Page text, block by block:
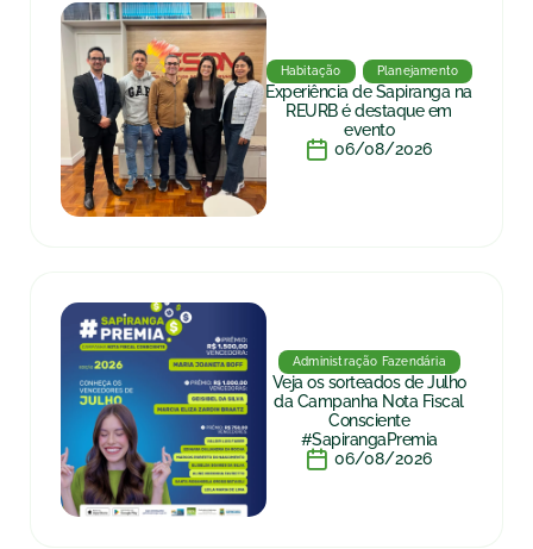
Habitação Planejamento
Experiência de Sapiranga na
REURB é destaque em
evento
06/08/2026
Administração Fazendária
Veja os sorteados de Julho
da Campanha Nota Fiscal
Consciente
#SapirangaPremia
06/08/2026